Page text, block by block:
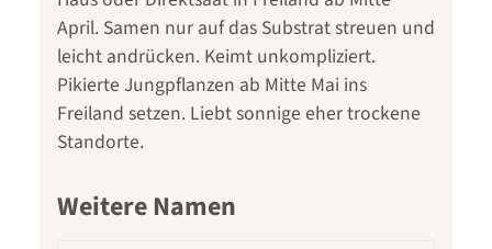
April. Samen nur auf das Substrat streuen und
leicht andrücken. Keimt unkompliziert.
Pikierte Jungpflanzen ab Mitte Mai ins
Freiland setzen. Liebt sonnige eher trockene
Standorte.
Weitere Namen